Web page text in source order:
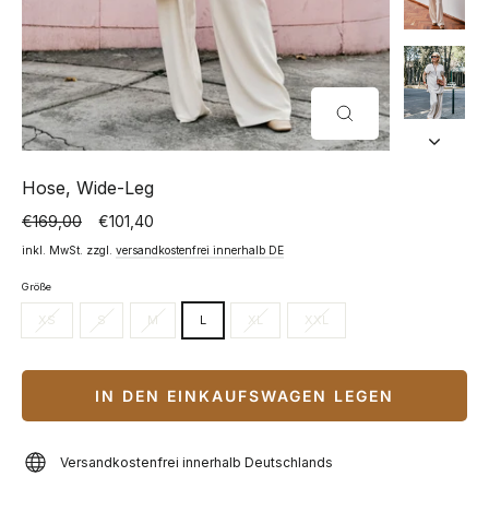
SCHLIESSEN (
ESC)
Hose, Wide-Leg
Normaler
Preis
€169,00
Sonderpreis €101,40
inkl. MwSt. zzgl. versandkostenfrei innerhalb DE
Größe
XS S M L XL XXL
IN DEN EINKAUFSWAGEN LEGEN
Versandkostenfrei innerhalb Deutschlands